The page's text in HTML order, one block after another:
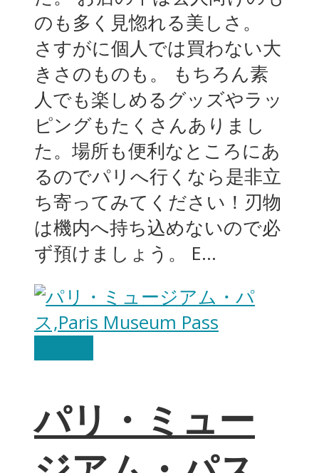
のも多く見惚れる美しさ。
さすがに個人では買わない大
きさのものも。 もちろん素
人でも楽しめるグッズやラッ
ピングもたくさんありまし
た。場所も便利なところにあ
るのでパリへ行くなら是非立
ち寄ってみてください！刃物
は機内へ持ち込めないので必
ず預けましょう。 E...
パリ・ミュー